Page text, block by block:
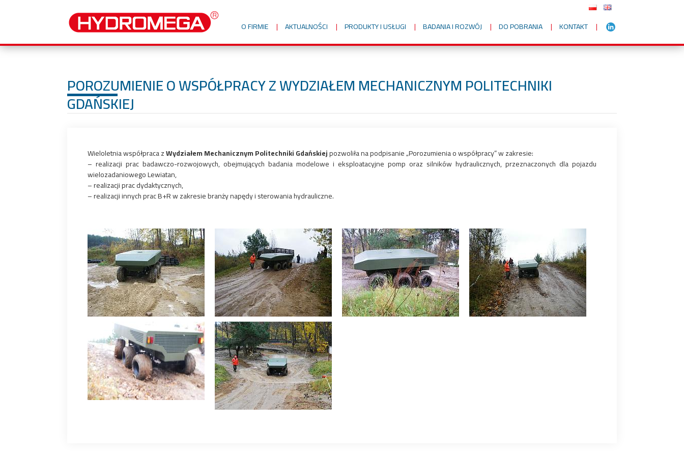
O FIRMIE AKTUALNOŚCI PRODUKTY I USŁUGI BADANIA I ROZWÓJ DO POBRANIA KONTAKT
POROZUMIENIE O WSPÓŁPRACY Z WYDZIAŁEM MECHANICZNYM POLITECHNIKI
GDAŃSKIEJ
Wieloletnia współpraca zWydziałem Mechanicznym Politechniki Gdańskiejpozwoliła na podpisanie „Porozumienia o współpracy” w zakresie:
– realizacji prac badawczo-rozwojowych, obejmujących badania modelowe i eksploatacyjne pomp oraz silników hydraulicznych, przeznaczonych dla pojazdu
wielozadaniowego Lewiatan,
– realizacji prac dydaktycznych,
– realizacji innych prac B+R w zakresie branży napędy i sterowania hydrauliczne.